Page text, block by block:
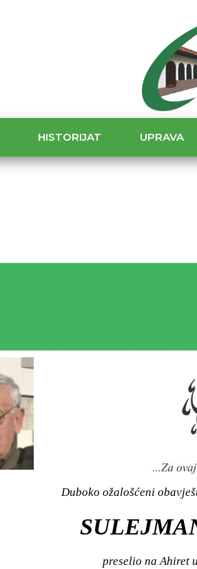
HISTORIJAT UPRAVA
Duboko ožalošćeni
preselio na Ahiret